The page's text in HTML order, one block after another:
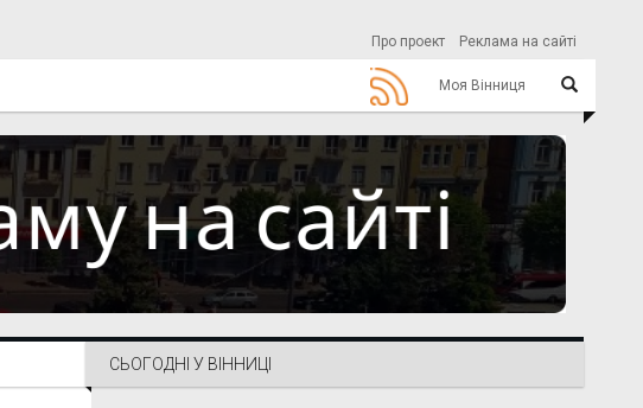
Про проект Реклама на сайті
Моя Вінниця
СЬОГОДНІ У ВІННИЦІ